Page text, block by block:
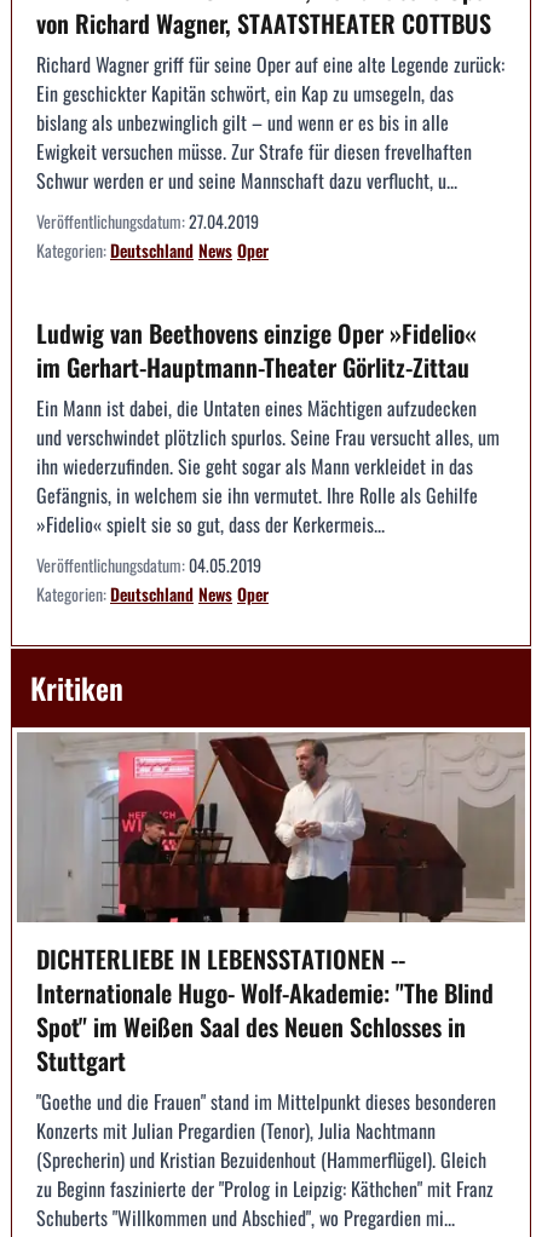
von Richard Wagner, STAATSTHEATER COTTBUS
Richard Wagner griff für seine Oper auf eine alte Legende zurück:
Ein geschickter Kapitän schwört, ein Kap zu umsegeln, das
bislang als unbezwinglich gilt – und wenn er es bis in alle
Ewigkeit versuchen müsse. Zur Strafe für diesen frevelhaften
Schwur werden er und seine Mannschaft dazu verflucht, u...
Veröffentlichungsdatum:27.04.2019
Kategorien:DeutschlandNewsOper
Ludwig van Beethovens einzige Oper »Fidelio«
im Gerhart-Hauptmann-Theater Görlitz-Zittau
Ein Mann ist dabei, die Untaten eines Mächtigen aufzudecken
und verschwindet plötzlich spurlos. Seine Frau versucht alles, um
ihn wiederzufinden. Sie geht sogar als Mann verkleidet in das
Gefängnis, in welchem sie ihn vermutet. Ihre Rolle als Gehilfe
»Fidelio« spielt sie so gut, dass der Kerkermeis...
Veröffentlichungsdatum:04.05.2019
Kategorien:DeutschlandNewsOper
Kritiken
DICHTERLIEBE IN LEBENSSTATIONEN --
Internationale Hugo- Wolf-Akademie: "The Blind
Spot" im Weißen Saal des Neuen Schlosses in
Stuttgart
"Goethe und die Frauen" stand im Mittelpunkt dieses besonderen
Konzerts mit Julian Pregardien (Tenor), Julia Nachtmann
(Sprecherin) und Kristian Bezuidenhout (Hammerflügel). Gleich
zu Beginn faszinierte der "Prolog in Leipzig: Käthchen" mit Franz
Schuberts "Willkommen und Abschied", wo Pregardien mi...